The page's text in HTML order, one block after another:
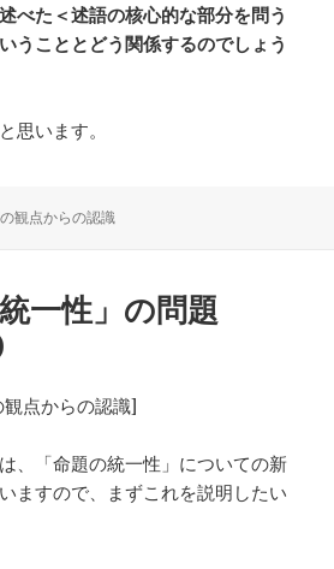
べた＜述語の核心的な部分を問う
うこととどう関係するのでしょう
思います。
観点からの認識
一性」の問題
点からの認識]
、「命題の統一性」についての新
ますので、まずこれを説明したい